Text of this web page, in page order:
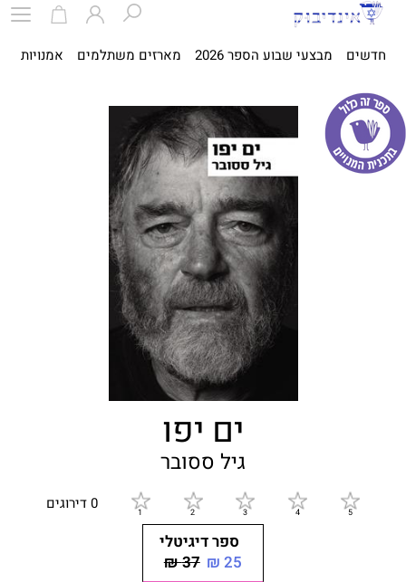
חדשים מבצעי שבוע הספר 2026 מארזים משתלמים אמנויות
ים יפו
גיל ססובר
0 דירוגים
ספר דיגיטלי
25 ₪
37 ₪